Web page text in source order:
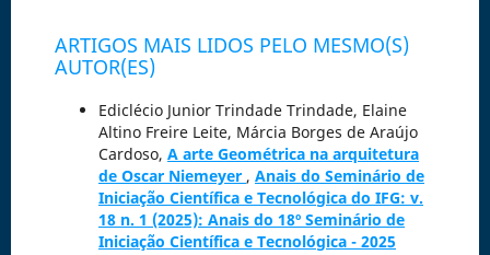
ARTIGOS MAIS LIDOS PELO MESMO(S)
AUTOR(ES)
Ediclécio Junior Trindade Trindade, Elaine
Altino Freire Leite, Márcia Borges de Araújo
Cardoso, A arte Geométrica na arquitetura
de Oscar Niemeyer , Anais do Seminário de
Iniciação Científica e Tecnológica do IFG: v.
18 n. 1 (2025): Anais do 18º Seminário de
Iniciação Científica e Tecnológica - 2025